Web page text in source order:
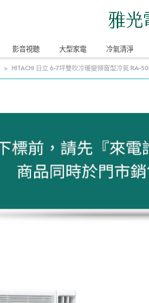
影音視聽 大型家電 冷氣清淨
HITACHI 日立 6-7坪雙吹冷暖變頻窗型冷氣 RA-